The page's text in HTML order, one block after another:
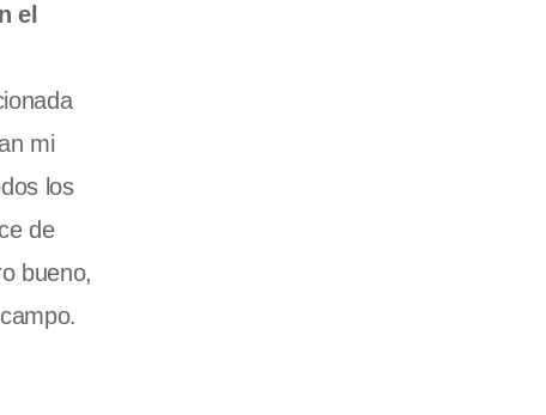
el
mi
los
de
bueno,